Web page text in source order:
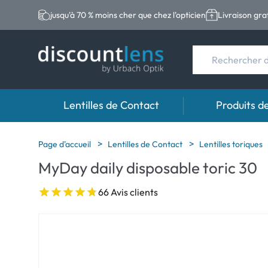
jusqu'à 70 % moins cher que chez l'opticien Livraison
Lentilles de Contact
Marques
Acuvue
Biotrue
Catégories
Lentilles
Produits
Marques
Eversee
Page d'accueil Lentilles de Contact Lentilles toriques
MyDay daily disposable toric 30
66 Avis clients